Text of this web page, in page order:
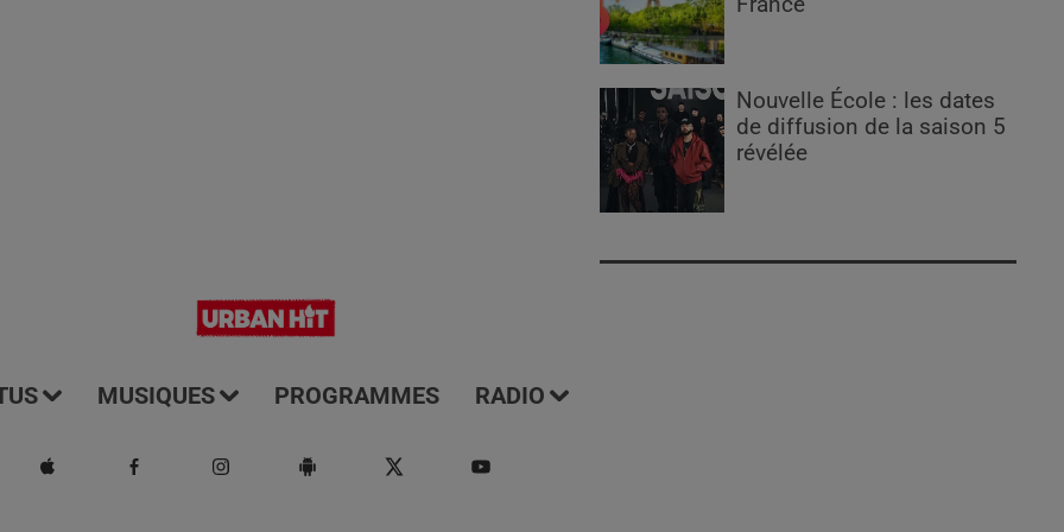
Nouvelle École : les dates
de diffusion de la saison 5
révélée
MUSIQUES PROGRAMMES RADIO